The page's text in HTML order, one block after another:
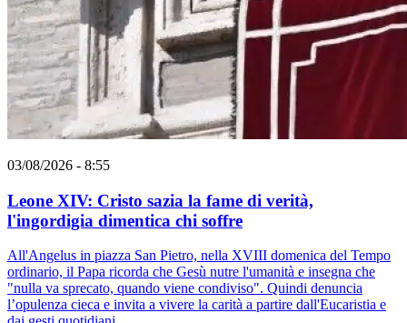
03/08/2026 - 8:55
Leone XIV: Cristo sazia la fame di verità,
l'ingordigia dimentica chi soffre
All'Angelus in piazza San Pietro, nella XVIII domenica del Tempo
ordinario, il Papa ricorda che Gesù nutre l'umanità e insegna che
"nulla va sprecato, quando viene condiviso". Quindi denuncia
l’opulenza cieca e invita a vivere la carità a partire dall'Eucaristia e